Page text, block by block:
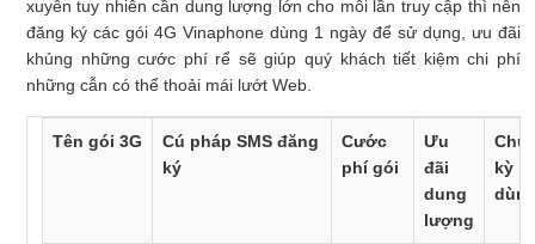
hạn
6h sáng
xuyên tuy nhiên cần dung lượng lớn cho mỗi lần truy cập thì nên
đăng ký các gói 4G Vinaphone dùng 1 ngày để sử dụng, ưu đãi
khủng những cước phí rể sẽ giúp quý khách tiết kiệm chi phí
những cẫn có thể thoải mái lướt Web.
Tên gói 3G
Cú pháp SMS đăng
ký
Cước
phí gói
Ưu
đãi
dung
lượng
Chu
kỳ